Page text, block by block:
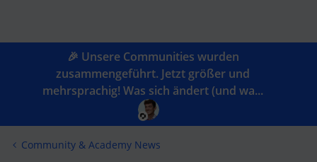
🎉 Unsere Communities wurden
zusammengeführt. Jetzt größer und
mehrsprachig! Was sich ändert (und wa...
Community & Academy News